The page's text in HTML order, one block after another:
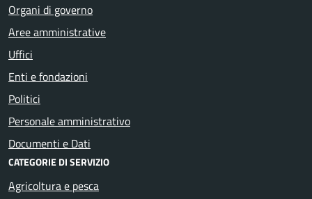
Organi di governo
Aree amministrative
Uffici
Enti e fondazioni
Politici
Personale amministrativo
Documenti e Dati
CATEGORIE DI SERVIZIO
Agricoltura e pesca